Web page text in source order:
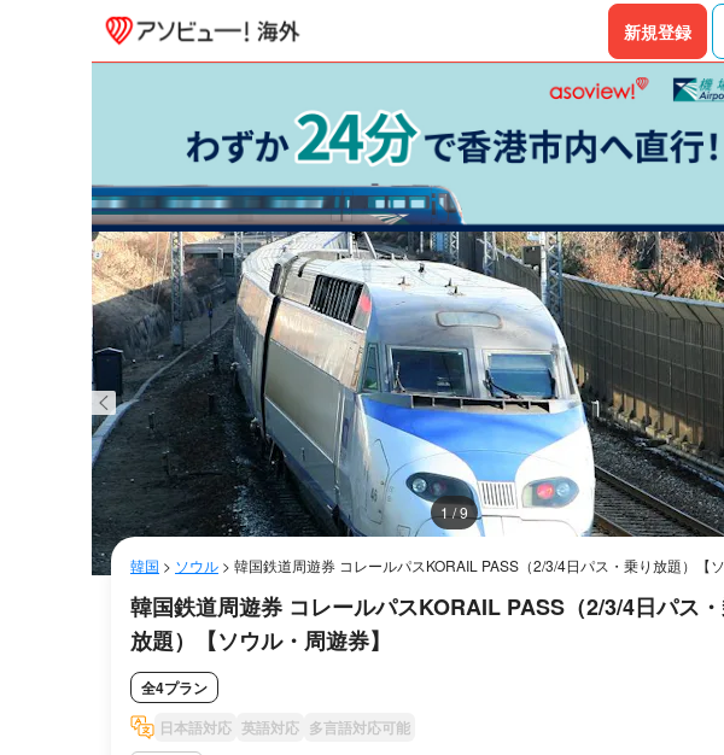
新規登録
1 / 9
韓国 > ソウル > 韓国鉄道周遊券 コレールパスKORAIL PASS（2/3/4日パス・乗り放題）【
韓国鉄道周遊券 コレールパスKORAIL PASS（2/3/4日パス
放題）【ソウル・周遊券】
全4プラン
日本語対応 英語対応 多言語対応可能